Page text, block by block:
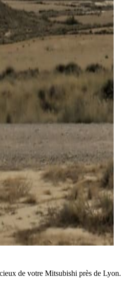
de votre Mitsubishi près de Lyon.